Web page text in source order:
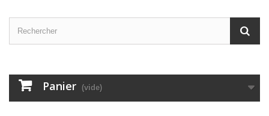
Panier (vide)